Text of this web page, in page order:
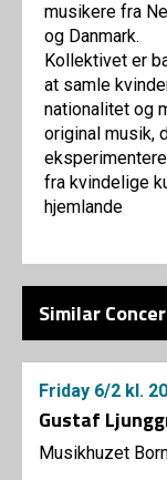
musikere fra
og Danmark.
Kollektivet er
at samle
nationalitet og
original musik,
fra kvindelige
hjemlande
Similar
Friday 6/2 kl.
Gustaf
Musikhuzet